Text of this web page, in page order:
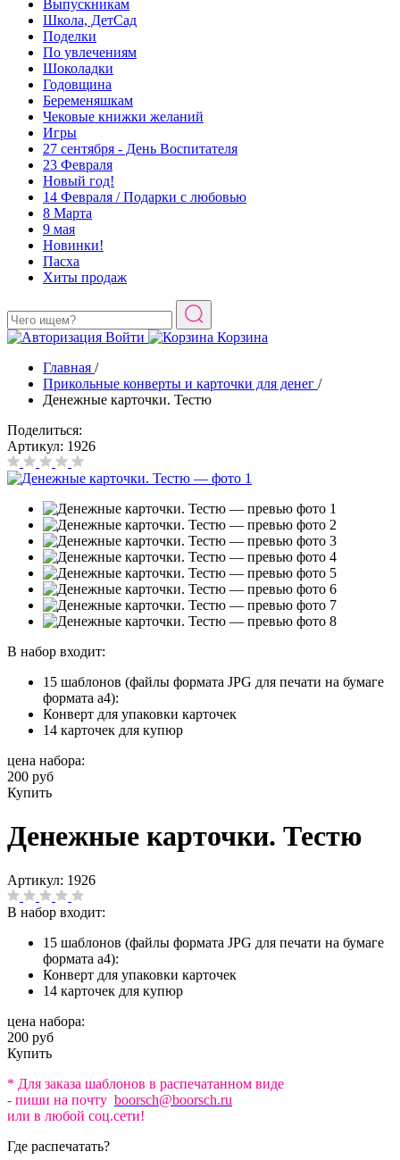
Выпускникам
Школа, ДетСад
Поделки
По увлечениям
Шоколадки
Годовщина
Беременяшкам
Чековые книжки желаний
Игры
27 сентября - День Воспитателя
23 Февраля
Новый год!
14 Февраля / Подарки с любовью
8 Марта
9 мая
Новинки!
Пасха
Хиты продаж
Войти
Корзина
Главная /
Прикольные конверты и карточки для денег /
Денежные карточки. Тестю
Поделиться:
Артикул: 1926
В набор входит:
15 шаблонов (файлы формата JPG для печати на бумаге
формата а4):
Конверт для упаковки карточек
14 карточек для купюр
цена набора:
200 руб
Купить
Денежные карточки. Тестю
Артикул: 1926
В набор входит:
15 шаблонов (файлы формата JPG для печати на бумаге
формата а4):
Конверт для упаковки карточек
14 карточек для купюр
цена набора:
200 руб
Купить
* Для заказа шаблонов в распечатанном виде
- пиши на почту boorsch@boorsch.ru
или в любой соц.сети!
Где распечатать?